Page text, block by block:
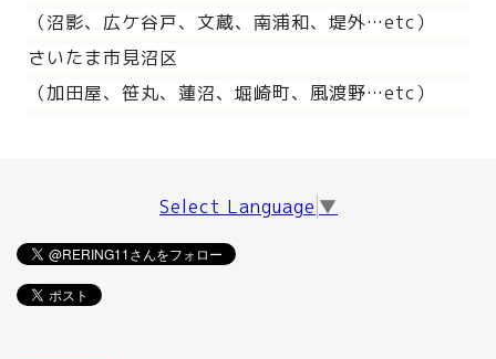
（沼影、広ケ谷戸、文蔵、南浦和、堤外…etc）
さいたま市見沼区
（加田屋、笹丸、蓮沼、堀崎町、風渡野…etc）
Select Language ▼